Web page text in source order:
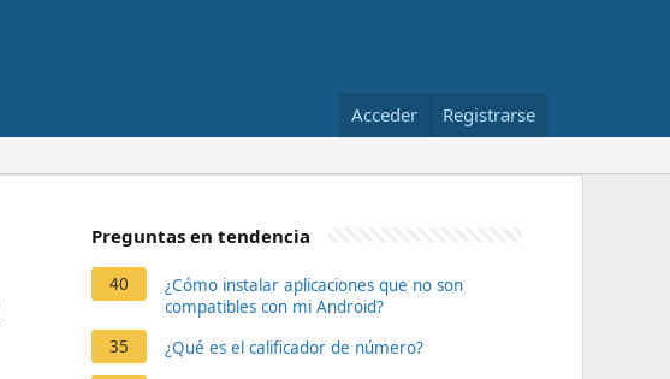
Acceder Registrarse
Preguntas en tendencia
40
¿Cómo instalar aplicaciones que no son
compatibles con mi Android?
35
¿Qué es el calificador de número?